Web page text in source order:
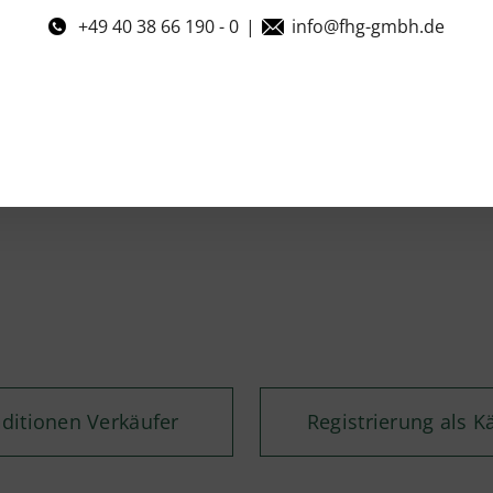
+49 40 38 66 190 - 0 | info@fhg-gmbh.de
Verkäufer Registrierung als